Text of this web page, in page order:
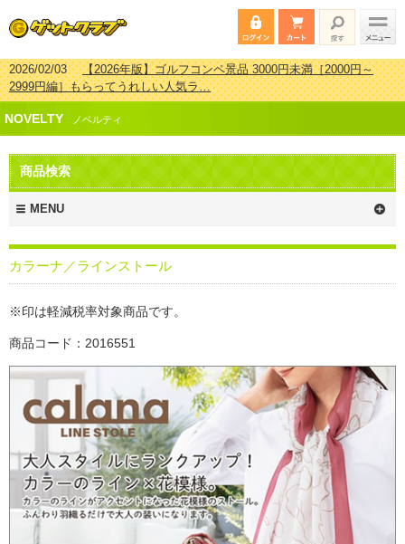
2026/02/03【2026年版】ゴルフコンペ景品 3000円未満［2000円～
2999円編］もらってうれしい人気ラ…
2026/07/15【2026年版】ビンゴゲーム景品おすすめ金額別人気ランキ
ング 更新しました！
2026/04/03【2026年版】ゴルフコンペ景品 3000円未満［2000円～
2999円編］もらってうれしい人気ラ…
2026/02/16
新しました！
NOVELTY ノベルティ
商品検索
MENU
カラーナ／ラインストール
※印は軽減税率対象商品です。
商品コード：2016551